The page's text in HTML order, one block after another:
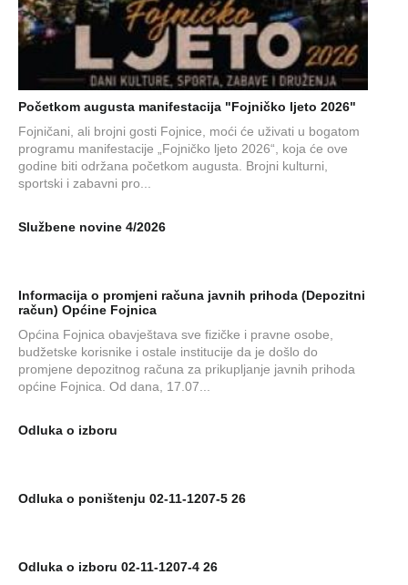
Početkom augusta manifestacija "Fojničko ljeto 2026"
Fojničani, ali brojni gosti Fojnice, moći će uživati u bogatom
programu manifestacije „Fojničko ljeto 2026“, koja će ove
godine biti održana početkom augusta. Brojni kulturni,
sportski i zabavni pro...
Službene novine 4/2026
Informacija o promjeni računa javnih prihoda (Depozitni
račun) Općine Fojnica
Općina Fojnica obavještava sve fizičke i pravne osobe,
budžetske korisnike i ostale institucije da je došlo do
promjene depozitnog računa za prikupljanje javnih prihoda
općine Fojnica. Od dana, 17.07...
Odluka o izboru
Odluka o poništenju 02-11-1207-5 26
Odluka o izboru 02-11-1207-4 26